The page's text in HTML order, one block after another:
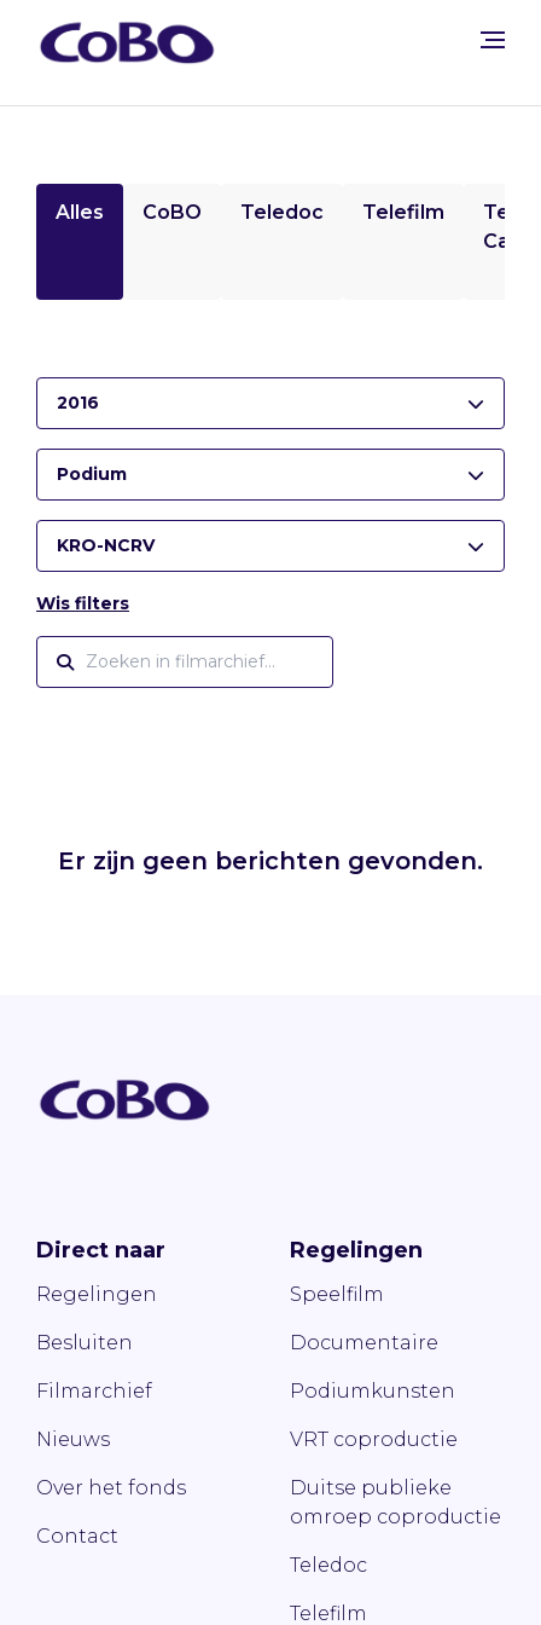
Alles CoBO Teledoc Telefilm
2016
Podium
KRO-NCRV
Wis filters
Er zijn geen berichten gevonden.
Direct naar
Regelingen
Besluiten
Filmarchief
Nieuws
Over het fonds
Contact
Regelingen
Speelfilm
Documentaire
Podiumkunsten
VRT coproductie
Duitse publieke
omroep coproductie
Teledoc
Telefilm